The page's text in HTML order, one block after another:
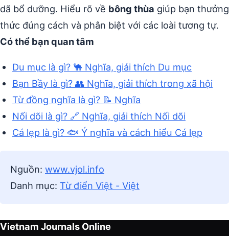
dã bổ dưỡng. Hiểu rõ về bông thùa giúp bạn thưởng
thức đúng cách và phân biệt với các loài tương tự.
Có thể bạn quan tâm
Du mục là gì? 🐪 Nghĩa, giải thích Du mục
Bạn Bầy là gì? 👥 Nghĩa, giải thích trong xã hội
Từ đồng nghĩa là gì? 📝 Nghĩa
Nối dõi là gì? 🔗 Nghĩa, giải thích Nối dõi
Cá lẹp là gì? 🐟 Ý nghĩa và cách hiểu Cá lẹp
Nguồn: www.vjol.info
Danh mục: Từ điển Việt - Việt
Vietnam Journals Online